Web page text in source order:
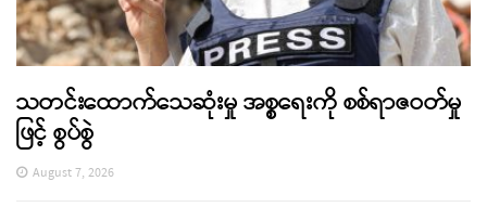
သတင်းထောက်သေဆုံးမှု အစ္စရေးကို စစ်ရာဇဝတ်မှု
ဖြင့် စွပ်စွဲ
August 7, 2026